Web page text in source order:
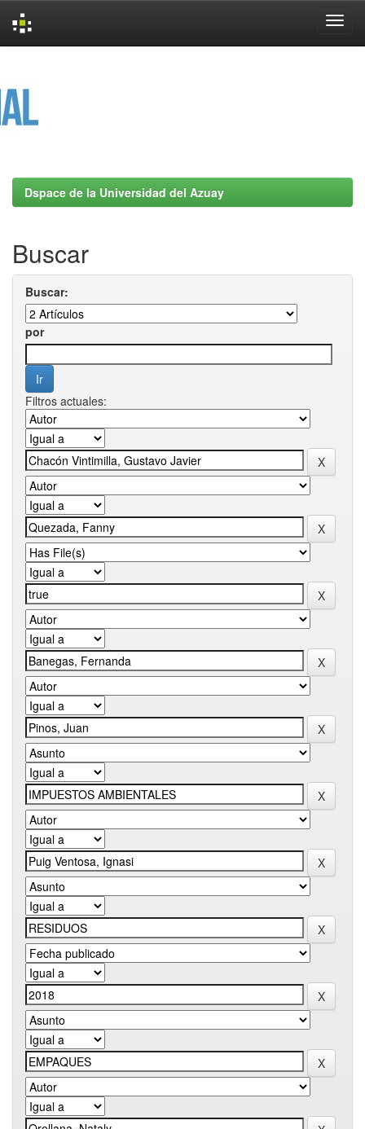
Dspace de la Universidad del Azuay
Buscar
Buscar:
por
Filtros actuales: